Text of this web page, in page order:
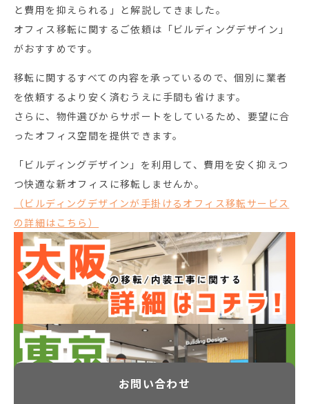
と費用を抑えられる」と解説してきました。
オフィス移転に関するご依頼は「ビルディングデザイン」
がおすすめです。
移転に関するすべての内容を承っているので、個別に業者
を依頼するより安く済むうえに手間も省けます。
さらに、物件選びからサポートをしているため、要望に合
ったオフィス空間を提供できます。
「ビルディングデザイン」を利用して、費用を安く抑えつ
つ快適な新オフィスに移転しませんか。
（ビルディングデザインが手掛けるオフィス移転サービス
の詳細はこちら）
お問い合わせ